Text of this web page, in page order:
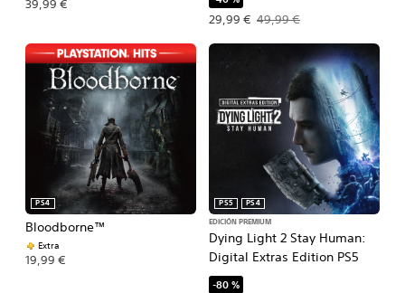
39,99 €
29,99 €
Precio de la oferta: 29,99 €. Precio
49,99 €
Bloodborne™
PS4
Extra
19,99 €
Dying Light 2 Stay Human:
Digital Extras Edition PS5
PS5
PS4
EDICIÓN PREMIUM
-80 %